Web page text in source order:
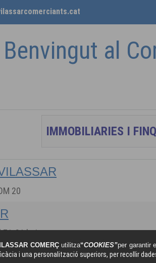
Benvingut al
20
71-81 baix
COMERÇutilitza“COOKIES”per garantir
i una personalització superiors, per recollir